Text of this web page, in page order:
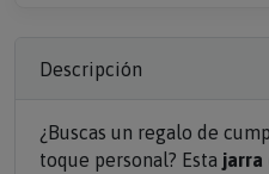
Descripción
¿Buscas un regalo de
toque personal? Esta jarra